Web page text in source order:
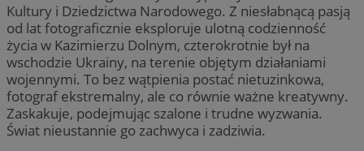
Kultury i Dziedzictwa Narodowego. Z niesłabnącą pasją
od lat fotograficznie eksploruje ulotną codzienność
życia w Kazimierzu Dolnym, czterokrotnie był na
wschodzie Ukrainy, na terenie objętym działaniami
wojennymi. To bez wątpienia postać nietuzinkowa,
fotograf ekstremalny, ale co równie ważne kreatywny.
Zaskakuje, podejmując szalone i trudne wyzwania.
Świat nieustannie go zachwyca i zadziwia.